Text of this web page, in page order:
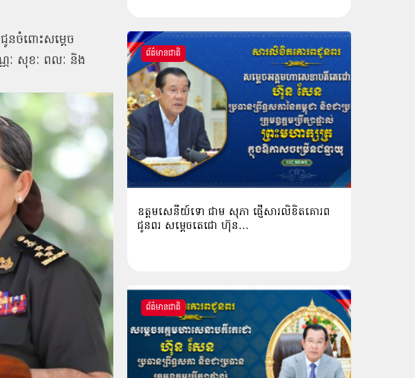
ជូនចំពោះសម្តេច
ណៈ សុខៈ ពលៈ និង
ព័ត៌មានជាតិ
ឧត្តមសេនីយ៍ទោ ជាម សុភា ផ្ញើសារលិខិតគោរព
ជូនពរ សម្ដេចតេជោ ហ៊ុន…
ព័ត៌មានជាតិ